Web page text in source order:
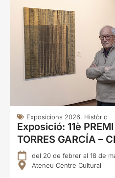
Exposicions 2026, Històric
Exposició: 11è
TORRES GARCÍA –
del 20 de febrer al 18 de
Ateneu Centre Cultural